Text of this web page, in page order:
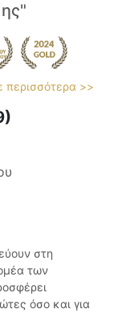
περισσότερα >>
στη
των
όσο και για